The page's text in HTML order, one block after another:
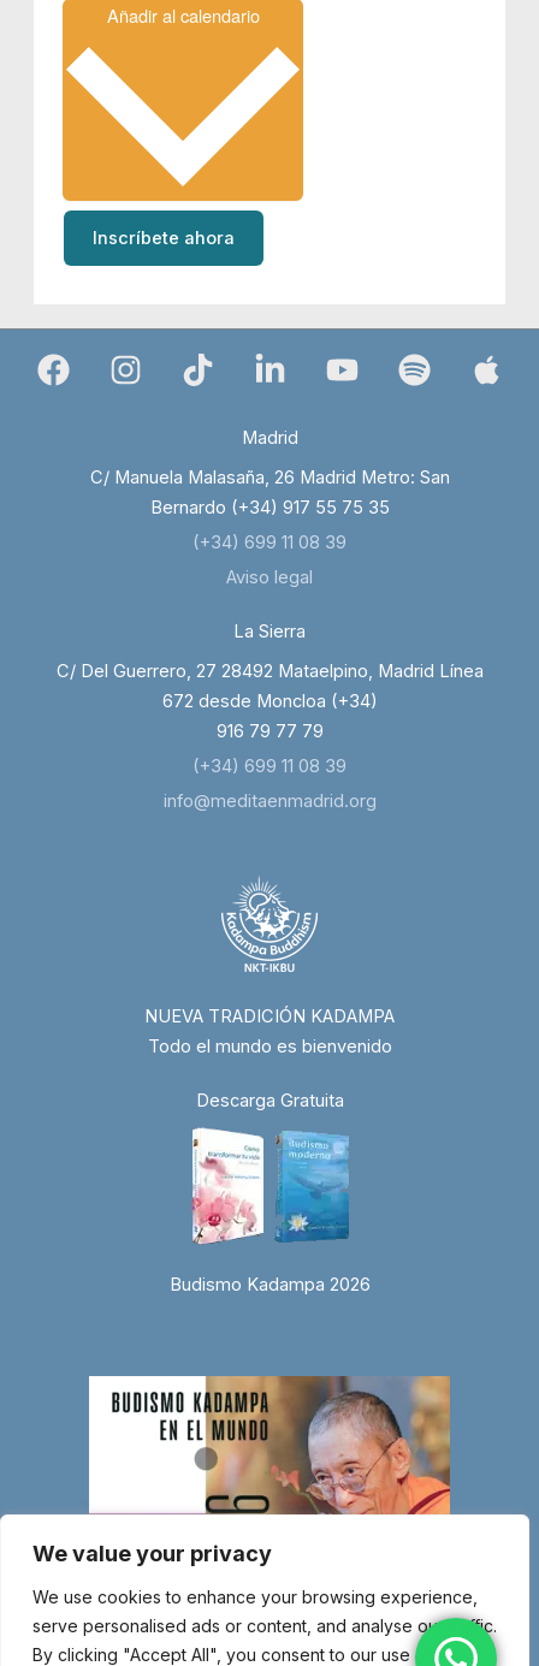
We value your privacy
We use cookies to enhance your browsing experience,
serve personalised ads or content, and analyse our traffic.
By clicking "Accept All", you consent to our use of
Añadir al calendario
Inscríbete ahora
Madrid
C/ Manuela Malasaña, 26 Madrid Metro: San
Bernardo (+34) 917 55 75 35
(+34) 699 11 08 39
Aviso legal
La Sierra
C/ Del Guerrero, 27 28492 Mataelpino, Madrid Línea
672 desde Moncloa (+34)
916 79 77 79
(+34) 699 11 08 39
info@meditaenmadrid.org
NUEVA TRADICIÓN KADAMPA
Todo el mundo es bienvenido
Descarga Gratuita
Budismo Kadampa 2026